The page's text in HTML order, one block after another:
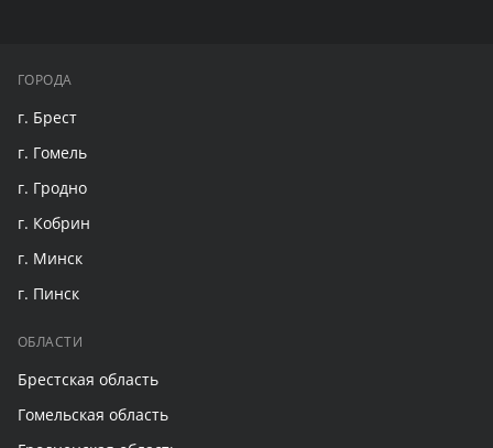
ГОРОДА
г. Брест
г. Гомель
г. Гродно
г. Кобрин
г. Минск
г. Пинск
ОБЛАСТИ
Брестская область
Гомельская область